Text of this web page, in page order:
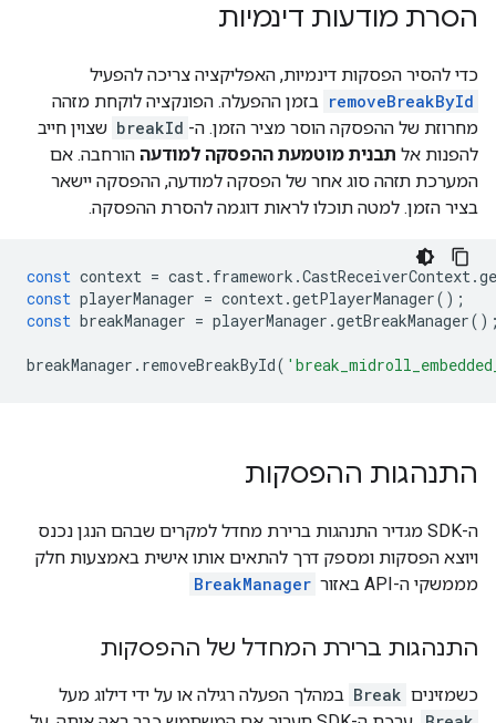
הסרת מודעות דינמיות
כדי להסיר הפסקות דינמיות, האפליקציה צריכה להפעיל
removeBreakById בזמן ההפעלה. הפונקציה לוקחת מזהה
מחרוזת של ההפסקה הוסר מציר הזמן. ה- breakId שצוין חייב
להפנות אל תבנית מוטמעת ההפסקה למודעה הורחבה. אם
המערכת תזהה סוג אחר של הפסקה למודעה, ההפסקה יישאר
בציר הזמן. למטה תוכלו לראות דוגמה להסרת ההפסקה.
const context = cast. framework .CastReceiverContext.
const playerManager = context.getPlayerManager();
const breakManager = playerManager .getBreakManager
breakManager . removeBreakById(
התנהגות ההפסקות
ה-SDK מגדיר התנהגות ברירת מחדל למקרים שבהם הנגן נכנס
ויוצא הפסקות ומספק דרך להתאים אותו אישית באמצעות חלק
מממשקי ה-API באזור
BreakManager
התנהגות ברירת המחדל של ההפסקות
כשמזינים Break במהלך הפעלה רגילה או על ידי דילוג מעל